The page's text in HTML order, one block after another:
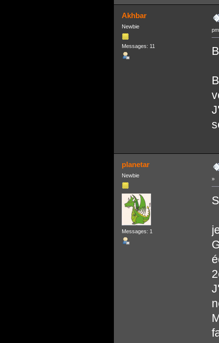
Akhbar
Newbie
Messages: 11
planetar
Newbie
Messages: 1
»